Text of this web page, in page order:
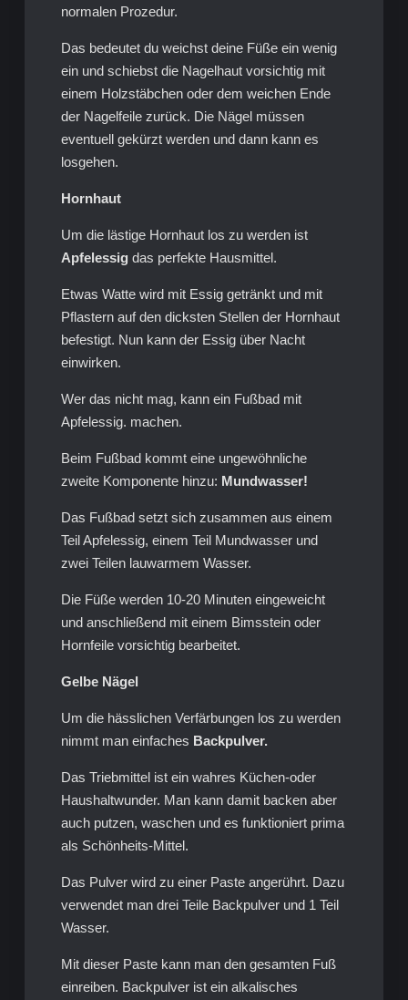
normalen Prozedur.
Das bedeutet du weichst deine Füße ein wenig
ein und schiebst die Nagelhaut vorsichtig mit
einem Holzstäbchen oder dem weichen Ende
der Nagelfeile zurück. Die Nägel müssen
eventuell gekürzt werden und dann kann es
losgehen.
Hornhaut
Um die lästige Hornhaut los zu werden ist
Apfelessig das perfekte Hausmittel.
Etwas Watte wird mit Essig getränkt und mit
Pflastern auf den dicksten Stellen der Hornhaut
befestigt. Nun kann der Essig über Nacht
einwirken.
Wer das nicht mag, kann ein Fußbad mit
Apfelessig. machen.
Beim Fußbad kommt eine ungewöhnliche
zweite Komponente hinzu: Mundwasser!
Das Fußbad setzt sich zusammen aus einem
Teil Apfelessig, einem Teil Mundwasser und
zwei Teilen lauwarmem Wasser.
Die Füße werden 10-20 Minuten eingeweicht
und anschließend mit einem Bimsstein oder
Hornfeile vorsichtig bearbeitet.
Gelbe Nägel
Um die hässlichen Verfärbungen los zu werden
nimmt man einfaches Backpulver.
Das Triebmittel ist ein wahres Küchen-oder
Haushaltwunder. Man kann damit backen aber
auch putzen, waschen und es funktioniert prima
als Schönheits-Mittel.
Das Pulver wird zu einer Paste angerührt. Dazu
verwendet man drei Teile Backpulver und 1 Teil
Wasser.
Mit dieser Paste kann man den gesamten Fuß
einreiben. Backpulver ist ein alkalisches